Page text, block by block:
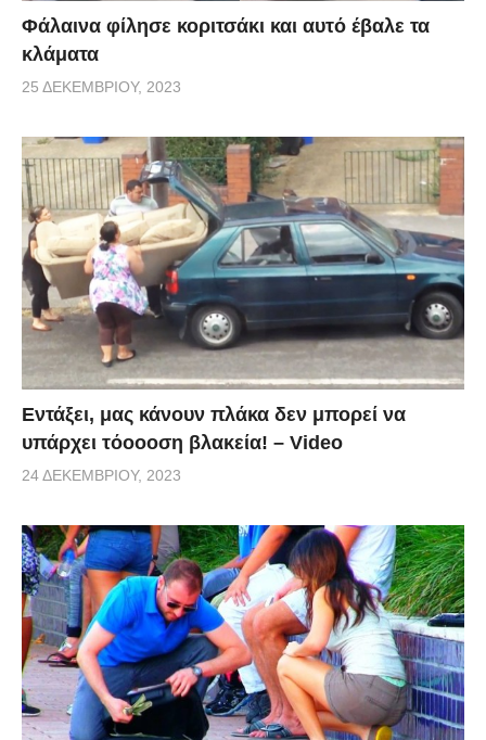
Φάλαινα φίλησε κοριτσάκι και αυτό έβαλε τα
κλάματα
25 ΔΕΚΕΜΒΡΊΟΥ, 2023
Εντάξει, μας κάνουν πλάκα δεν μπορεί να
υπάρχει τόοοοση βλακεία! – Video
24 ΔΕΚΕΜΒΡΊΟΥ, 2023